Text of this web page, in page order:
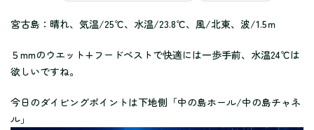
宮古島：晴れ、気温/25℃、水温/23.8℃、風/北東、波/1.5ｍ
５mmのウエット+フードベストで快適には一歩手前、水温24℃は
欲しいですね。
今日のダイビングポイントは下地側「中の島ホール/中の島チャネ
ル」